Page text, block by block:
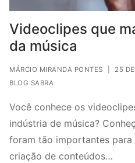
Videoclipes que
da música
MÁRCIO MIRANDA PONTES 25
BLOG SABRA
Você conhece os
indústria de música?
foram tão importantes
criação de conteúdos…